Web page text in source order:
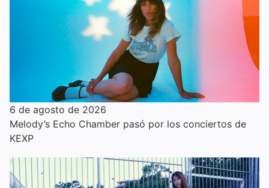
6 de agosto de 2026
Melody’s Echo Chamber pasó por los conciertos de
KEXP